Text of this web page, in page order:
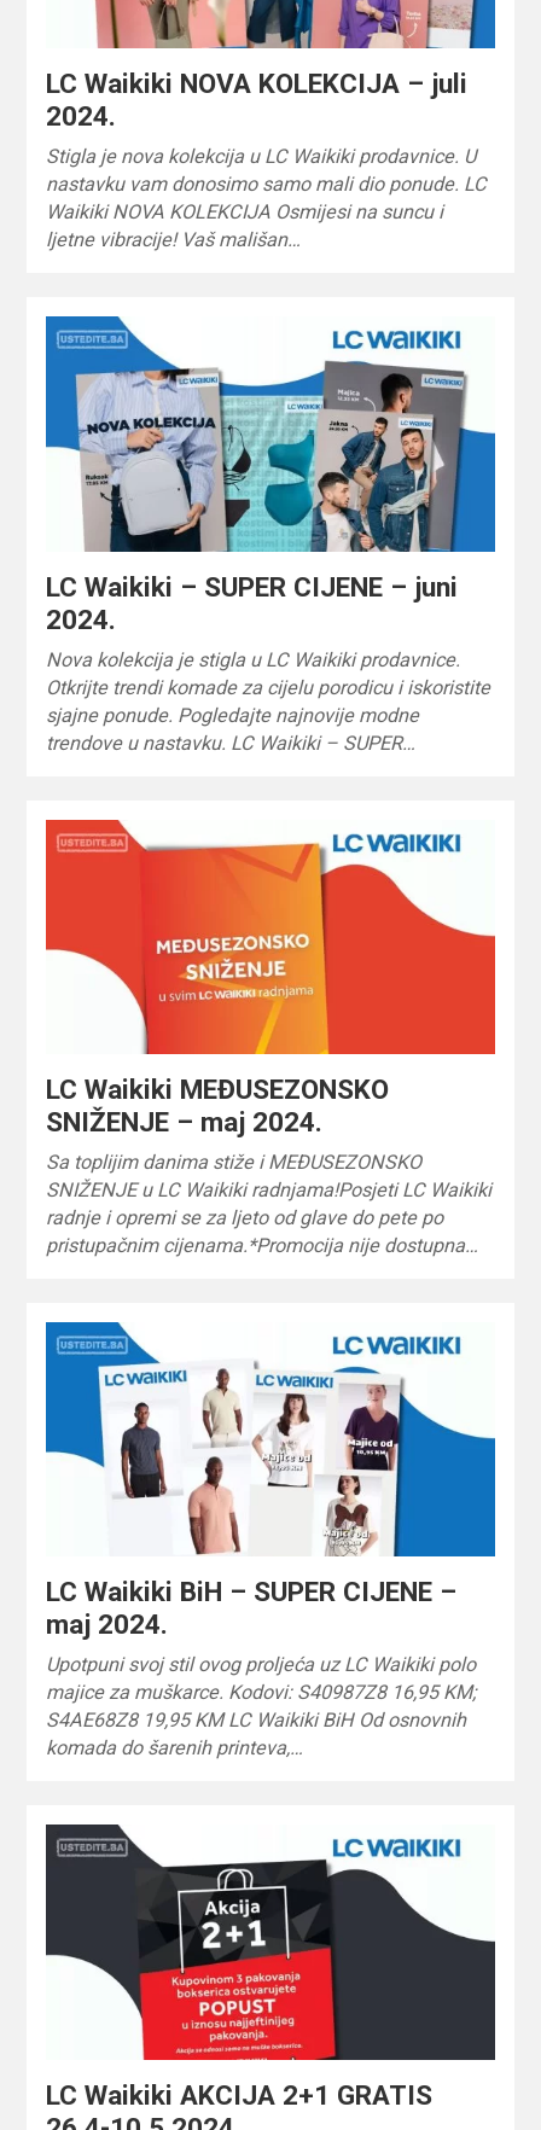
LC Waikiki NOVA KOLEKCIJA – juli
2024.
Stigla je nova kolekcija u LC Waikiki prodavnice. U
nastavku vam donosimo samo mali dio ponude. LC
Waikiki NOVA KOLEKCIJA Osmijesi na suncu i
ljetne vibracije! Vaš mališan…
LC Waikiki – SUPER CIJENE – juni
2024.
Nova kolekcija je stigla u LC Waikiki prodavnice.
Otkrijte trendi komade za cijelu porodicu i iskoristite
sjajne ponude. Pogledajte najnovije modne
trendove u nastavku. LC Waikiki – SUPER…
LC Waikiki MEĐUSEZONSKO
SNIŽENJE – maj 2024.
Sa toplijim danima stiže i MEĐUSEZONSKO
SNIŽENJE u LC Waikiki radnjama!Posjeti LC Waikiki
radnje i opremi se za ljeto od glave do pete po
pristupačnim cijenama.*Promocija nije dostupna…
LC Waikiki BiH – SUPER CIJENE –
maj 2024.
Upotpuni svoj stil ovog proljeća uz LC Waikiki polo
majice za muškarce. Kodovi: S40987Z8 16,95 KM;
S4AE68Z8 19,95 KM LC Waikiki BiH Od osnovnih
komada do šarenih printeva,…
LC Waikiki AKCIJA 2+1 GRATIS